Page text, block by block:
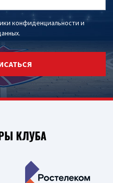
конфиденциальности и
.
КЛУБА